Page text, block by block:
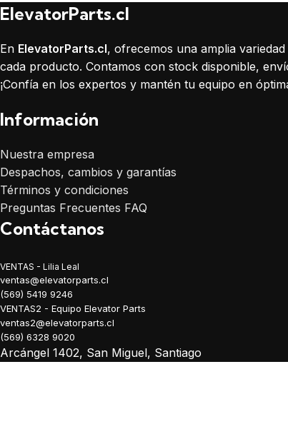
ElevatorParts.cl
En ElevatorParts.cl, ofrecemos una amplia variedad
cada producto. Contamos con stock disponible,
¡Confía en los expertos y mantén tu equipo en
Información
Nuestra empresa
Despachos, cambios y garantías
Términos y condiciones
Preguntas Frecuentes FAQ
Contáctanos
VENTAS - Lilia Leal
ventas@elevatorparts.cl
(569) 5419 9246
VENTAS2 - Equipo Elevator Parts
ventas2@elevatorparts.cl
(569) 6328 9020
Arcángel 1402, San Miguel, Santiago